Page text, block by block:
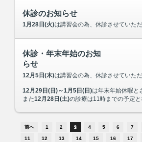
休診のお知らせ
1月28日(火)は講習会の為、休診させていただ
休診・年末年始のお知
らせ
12月5日(木)は講習会の為、休診させていただ
12月29日(日)～1月5日(日)は年末年始休暇とさせ
また12月28日(土)の診療は11時までの予定とな
前へ 1 2 3 4 5 6 7
11 12 13 14 15 16 17